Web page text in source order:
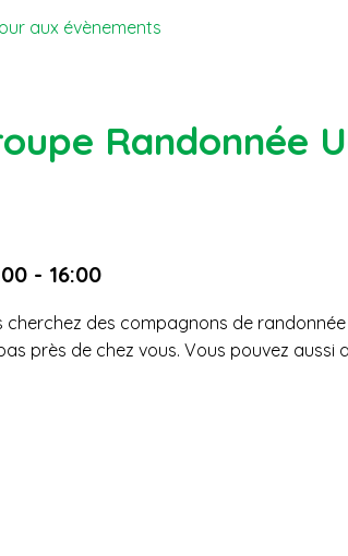
aux évènements
Randonnée
- 16:00
cherchez des compagnons de
près de chez vous. Vous pouvez